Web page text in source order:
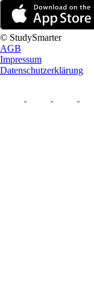
© StudySmarter
AGB
Impressum
Datenschutzerklärung